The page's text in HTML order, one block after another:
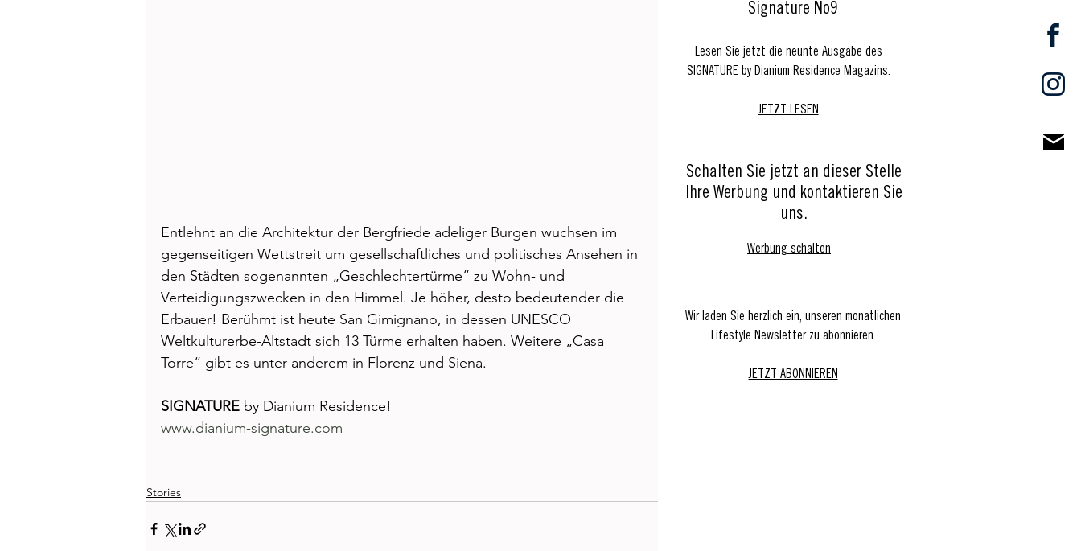
Entlehnt an die Architektur der Bergfriede adeliger Burgen wuchsen im
gegenseitigen Wettstreit um gesellschaftliches und politisches Ansehen in
den Städten sogenannten „Geschlechtertürme“ zu Wohn- und
Verteidigungszwecken in den Himmel. Je höher, desto bedeutender die
Erbauer! Berühmt ist heute San Gimignano, in dessen UNESCO
Weltkulturerbe-Altstadt sich 13 Türme erhalten haben. Weitere „Casa
Torre“ gibt es unter anderem in Florenz und Siena.
SIGNATURE by Dianium Residence!
www.dianium-signature.com
Stories
Signature No9
Lesen Sie jetzt die neunte Ausgabe des
SIGNATURE by Dianium Residence Magazins.
JETZT LESEN
Schalten Sie jetzt an dieser Stelle
Ihre Werbung und kontaktieren Sie
uns.
Werbung schalten
Wir laden Sie herzlich ein, unseren monatlichen
Lifestyle Newsletter zu abonnieren.
JETZT ABONNIEREN